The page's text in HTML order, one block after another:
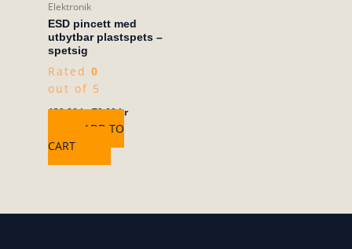
Elektronik
ESD pincett med
utbytbar plastspets –
spetsig
Rated0
out of 5
139,00kr79,00kr
ADD TO
CART